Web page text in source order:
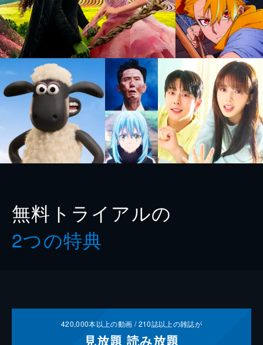
無料トライアルの
2つの特典
420,000本以上の動画 /210誌以上の雑誌が
見放題 読み放題